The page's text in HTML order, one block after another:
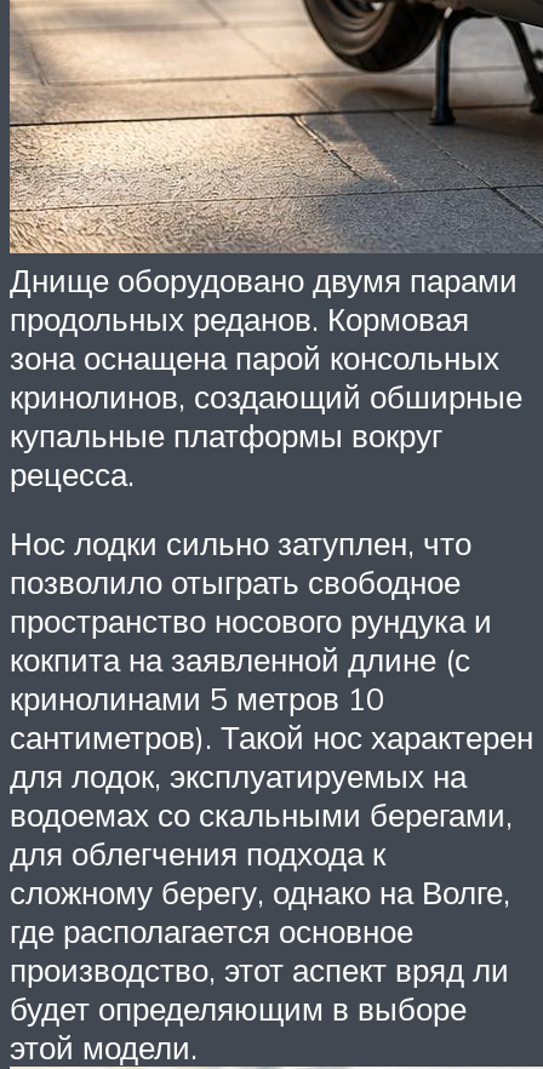
Днище оборудовано двумя парами
продольных реданов. Кормовая
зона оснащена парой консольных
кринолинов, создающий обширные
купальные платформы вокруг
рецесса.
Нос лодки сильно затуплен, что
позволило отыграть свободное
пространство носового рундука и
кокпита на заявленной длине (с
кринолинами 5 метров 10
сантиметров). Такой нос характерен
для лодок, эксплуатируемых на
водоемах со скальными берегами,
для облегчения подхода к
сложному берегу, однако на Волге,
где располагается основное
производство, этот аспект вряд ли
будет определяющим в выборе
этой модели.